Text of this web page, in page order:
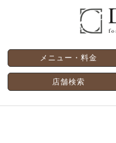
メニュー・料金
店舗検索